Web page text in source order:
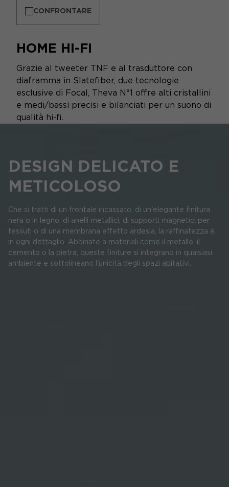
CONFRONTARE
HOME HI-FI
Grazie al tweeter TNF e al trasduttore con
diaframma in Slatefiber, due tecnologie
esclusive di Focal, Theva N°1 offre alti cristallini
e medi/bassi precisi e bilanciati per un suono di
qualità hi-fi.
DESIGN DELICATO E
METICOLOSO
Che si tratti di un frontale incassato, di un'elegante finitura
nera o in legno, di anelli metallici, di supporti magnetici per
tessuti o di una membrana effetto ardesia, la raffinatezza è
in ogni dettaglio. Abbinate a materiali come il metallo, il
cemento o la pietra, queste finiture si integrano in qualsiasi
ambiente e sottolineano l'unicità degli spazi abitativi.